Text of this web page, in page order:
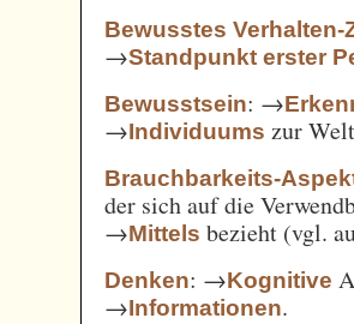
Bewusstes Verhalten-
→Standpunkt erster
Bewusstsein: →
→Individuums zur
Brauchbarkeits-
der sich auf die
→Mittels bezieht (vgl.
Denken: →Kognitive
→Informationen.